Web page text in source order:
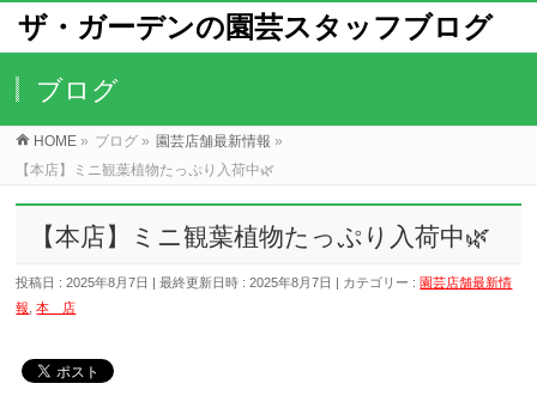
ザ・ガーデンの園芸スタッフブログ
ブログ
HOME » ブログ » 園芸店舗最新情報 »
【本店】ミニ観葉植物たっぷり入荷中🌿
【本店】ミニ観葉植物たっぷり入荷中🌿
投稿日 : 2025年8月7日 最終更新日時 : 2025年8月7日 カテゴリー :園芸店舗最新情
報 ,本 店